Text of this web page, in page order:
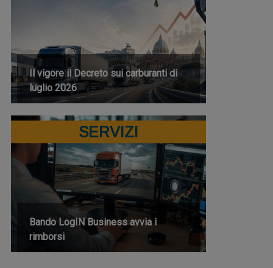
Il vigore il Decreto sui carburanti di
luglio 2026
SERVIZI
Bando LogIN Business avvia i
rimborsi